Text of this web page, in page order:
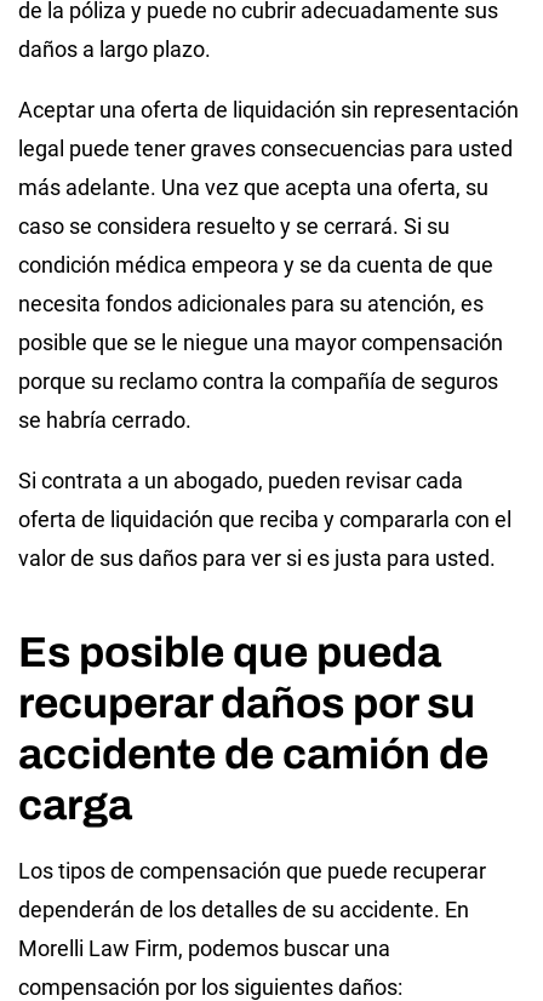
de la póliza y puede no cubrir adecuadamente sus
daños a largo plazo.
Aceptar una oferta de liquidación sin representación
legal puede tener graves consecuencias para usted
más adelante. Una vez que acepta una oferta, su
caso se considera resuelto y se cerrará. Si su
condición médica empeora y se da cuenta de que
necesita fondos adicionales para su atención, es
posible que se le niegue una mayor compensación
porque su reclamo contra la compañía de seguros
se habría cerrado.
Si contrata a un abogado, pueden revisar cada
oferta de liquidación que reciba y compararla con el
valor de sus daños para ver si es justa para usted.
Es posible que pueda
recuperar daños por su
accidente de camión de
carga
Los tipos de compensación que puede recuperar
dependerán de los detalles de su accidente. En
Morelli Law Firm, podemos buscar una
compensación por los siguientes daños: